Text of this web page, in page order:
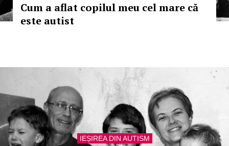
Cum a aflat copilul meu cel mare că
este autist
IEȘIREA DIN AUTISM